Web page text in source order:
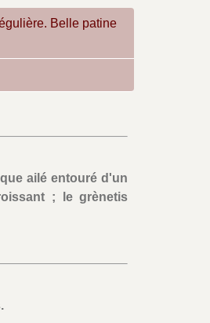
Belle patine
ailé entouré d'un
; le grènetis